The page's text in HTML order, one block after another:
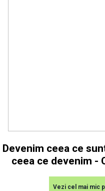
Devenim ceea ce
ceea ce devenim -
Vezi cel mai mic